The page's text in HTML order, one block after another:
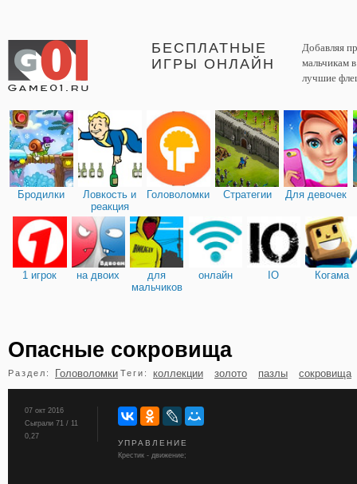
БЕСПЛАТНЫЕ
ИГРЫ ОНЛАЙН
Добавляя
мальчикам
лучшие
Бродилки
Ловкость и
реакция
Головоломки Стратегии Для девочек
1 игрок на двоих
для
мальчиков
онлайн IO Когама
бильярд карты
Опасные сокровища
Раздел: Головоломки Теги: коллекции золото пазлы сокровища
07 окт 2016
Сыграли 71 / 11
0,27
УПРАВЛЕНИЕ
Крестик - движение;